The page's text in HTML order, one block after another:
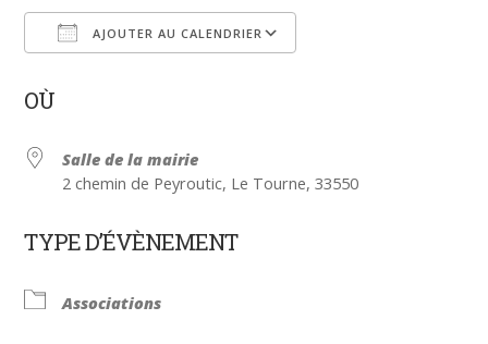
AJOUTER AU CALENDRIER
OÙ
Salle de la mairie
2 chemin de Peyroutic, Le Tourne, 33550
TYPE D’ÉVÈNEMENT
Associations